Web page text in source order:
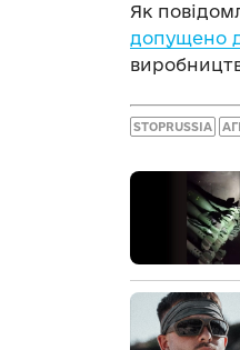
Як
допущено
STOPRUSSIA